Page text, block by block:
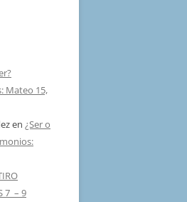
Mateo 15,
en ¿Ser o
7 – 9